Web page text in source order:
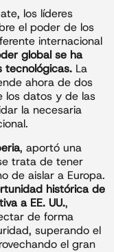
los líderes
el poder de los
internacional
global se ha
tecnológicas. La
ahora de dos
los datos y de las
la necesaria
, aportó una
trata de tener
de aislar a Europa.
histórica de
a EE. UU.,
de forma
superando el
el gran